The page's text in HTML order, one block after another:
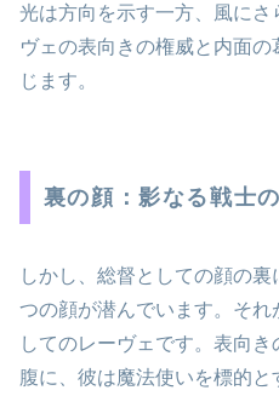
光は方向を示す一方、風に
ヴェの表向きの権威と内面
じます。
裏の顔：影なる戦士
しかし、総督としての顔の
つの顔が潜んでいます。そ
してのレーヴェです。表向
腹に、彼は魔法使いを標的